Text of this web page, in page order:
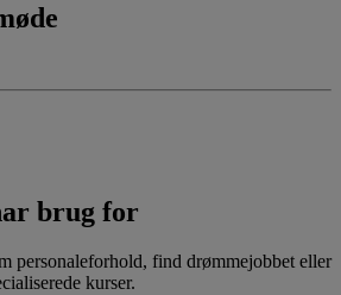
brug for
personaleforhold, find drømmejobbet eller
kurser.